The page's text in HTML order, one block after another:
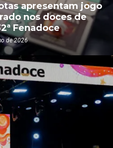
apresentam jogo
nos doces de
Fenadoce
de 2026